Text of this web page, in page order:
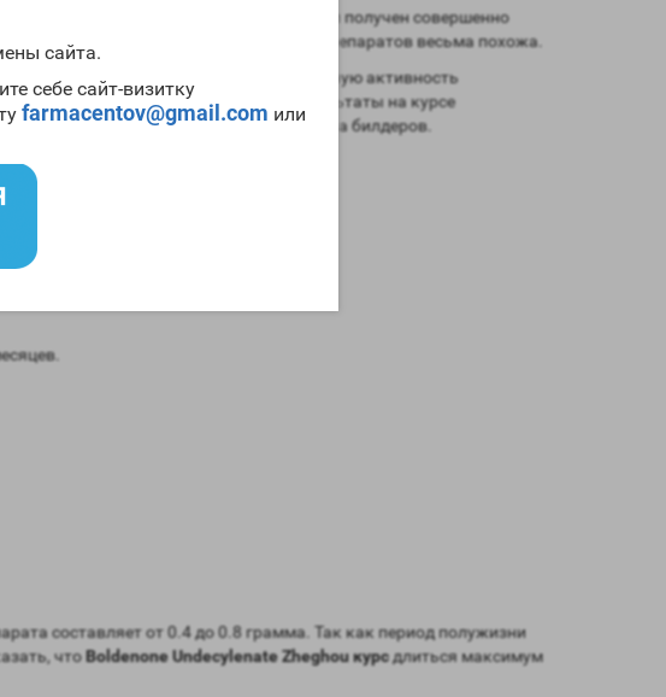
сайта.
себе сайт-визитку
farmacentov@gmail.com или
метан. Однако в результате был получен совершенно
что структура молекул этих препаратов весьма похожа.
значительно снизить андрогенную активность
вы получите меньшие результаты на курсе
ценавполне приемлема для большинства билдеров.
составляет от 0.4 до 0.8 грамма. Так как период полужизни
чтоBoldenone Undecylenate Zheghou курсдлиться максимум